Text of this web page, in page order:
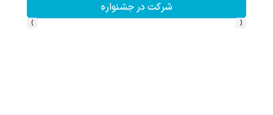
شرکت در جشنواره
‹
›